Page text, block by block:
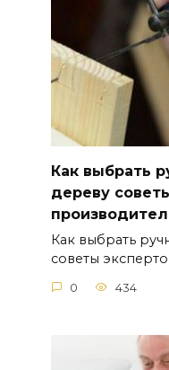
Как выбрать
дереву
Как выбрать
советы
0 434